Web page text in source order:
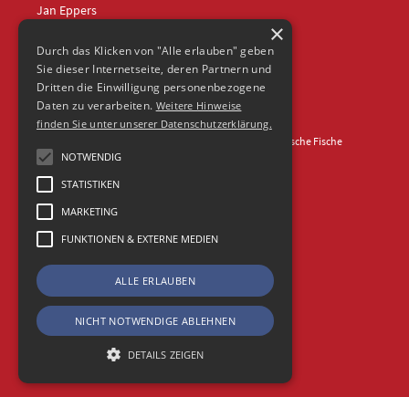
Jan Eppers
jep@frische-fische.com
© 2026 Agentur Frische Fische
×
Durch das Klicken von "Alle erlauben" geben
Sie dieser Internetseite, deren Partnern und
Dritten die Einwilligung personenbezogene
Daten zu verarbeiten. Weitere Hinweise
finden Sie unter unserer Datenschutzerklärung.
NOTWENDIG
STATISTIKEN
MARKETING
FUNKTIONEN & EXTERNE MEDIEN
ALLE ERLAUBEN
NICHT NOTWENDIGE ABLEHNEN
DETAILS ZEIGEN